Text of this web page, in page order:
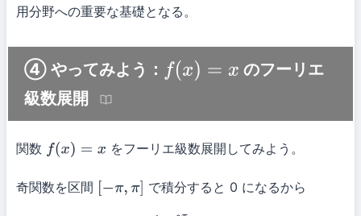
用分野への重要な基礎となる。
④ やってみよう： f( x)= x
のフーリエ
級数展開
関数 f(x)= x をフーリエ級数展開してみよう。
奇関数を区間 [−π,π ] で積分すると 0 になるから